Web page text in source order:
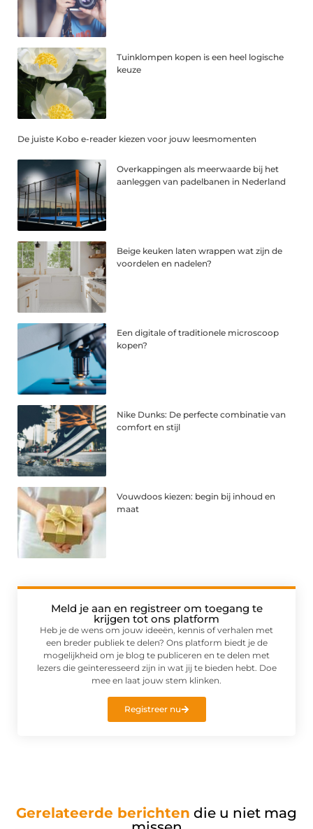
Tuinklompen kopen is een heel logische
keuze
De juiste Kobo e-reader kiezen voor jouw leesmomenten
Overkappingen als meerwaarde bij het
aanleggen van padelbanen in Nederland
Beige keuken laten wrappen wat zijn de
voordelen en nadelen?
Een digitale of traditionele microscoop
kopen?
Nike Dunks: De perfecte combinatie van
comfort en stijl
Vouwdoos kiezen: begin bij inhoud en
maat
Meld je aan en registreer om toegang te
krijgen tot ons platform
Heb je de wens om jouw ideeën, kennis of verhalen met
een breder publiek te delen? Ons platform biedt je de
mogelijkheid om je blog te publiceren en te delen met
lezers die geïnteresseerd zijn in wat jij te bieden hebt. Doe
mee en laat jouw stem klinken.
Registreer nu
Gerelateerde berichten die u niet mag